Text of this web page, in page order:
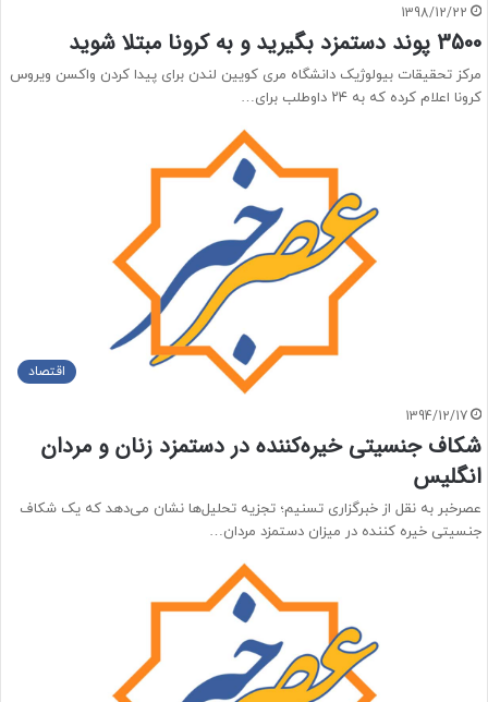
1398/12/22
3500 پوند دستمزد بگیرید و به کرونا مبتلا شوید
مرکز تحقیقات بیولوژیک دانشگاه مری کویین لندن برای پیدا کردن واکسن ویروس
کرونا اعلام کرده که به ۲۴ داوطلب برای…
اقتصاد
1394/12/17
شکاف جنسیتی خیره‌کننده در دستمزد زنان و مردان
انگلیس
عصرخبر به نقل از خبرگزاری تسنیم؛ تجزیه تحلیل‌ها نشان می‌دهد که یک شکاف
جنسیتی خیره ‌کننده در میزان دستمزد مردان…